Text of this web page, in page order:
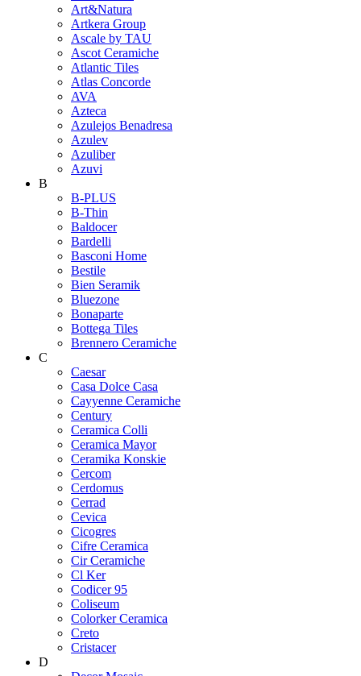
Art&Natura
Artkera Group
Ascale by TAU
Ascot Ceramiche
Atlantic Tiles
Atlas Concorde
AVA
Azteca
Azulejos Benadresa
Azulev
Azuliber
Azuvi
B
B-PLUS
B-Thin
Baldocer
Bardelli
Basconi Home
Bestile
Bien Seramik
Bluezone
Bonaparte
Bottega Tiles
Brennero Ceramiche
C
Caesar
Casa Dolce Casa
Cayyenne Ceramiche
Century
Ceramica Colli
Ceramica Mayor
Ceramika Konskie
Cercom
Cerdomus
Cerrad
Cevica
Cicogres
Cifre Ceramica
Cir Ceramiche
Cl Ker
Codicer 95
Coliseum
Colorker Ceramica
Creto
Cristacer
D